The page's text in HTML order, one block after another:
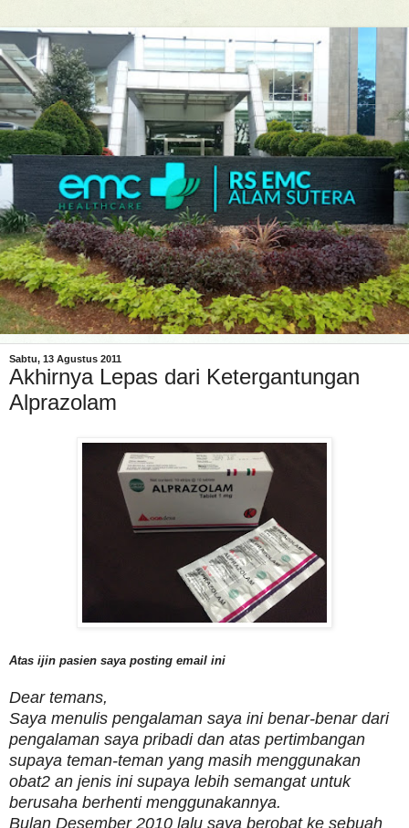
Sabtu, 13 Agustus 2011
Akhirnya Lepas dari Ketergantungan
Alprazolam
Atas ijin pasien saya posting email ini
Dear temans,
Saya menulis pengalaman saya ini benar-benar dari
pengalaman saya pribadi dan atas pertimbangan
supaya teman-teman yang masih menggunakan
obat2 an jenis ini supaya lebih semangat untuk
berusaha berhenti menggunakannya.
Bulan Desember 2010 lalu saya berobat ke sebuah